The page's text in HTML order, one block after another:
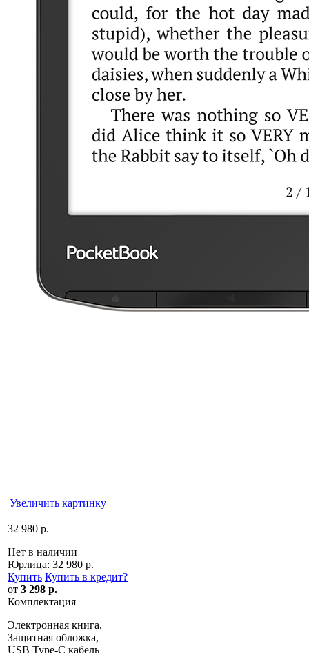
Увеличить картинку
32 980 р.
Нет в наличии
Юрлица: 32 980 р.
Купить Купить в кредит?
от 3 298 р.
Комплектация
Электронная книга,
Защитная обложка,
USB Type-C кабель